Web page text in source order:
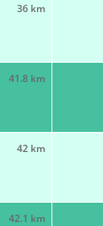
36 km
41.8 km
42 km
42.1 km